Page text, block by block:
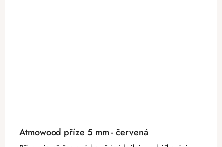
Atmowood příze 5 mm - červená